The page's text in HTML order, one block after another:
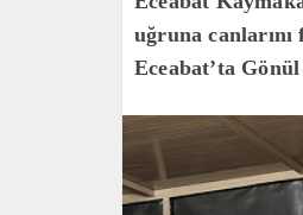
uğruna
Eceabat’ta